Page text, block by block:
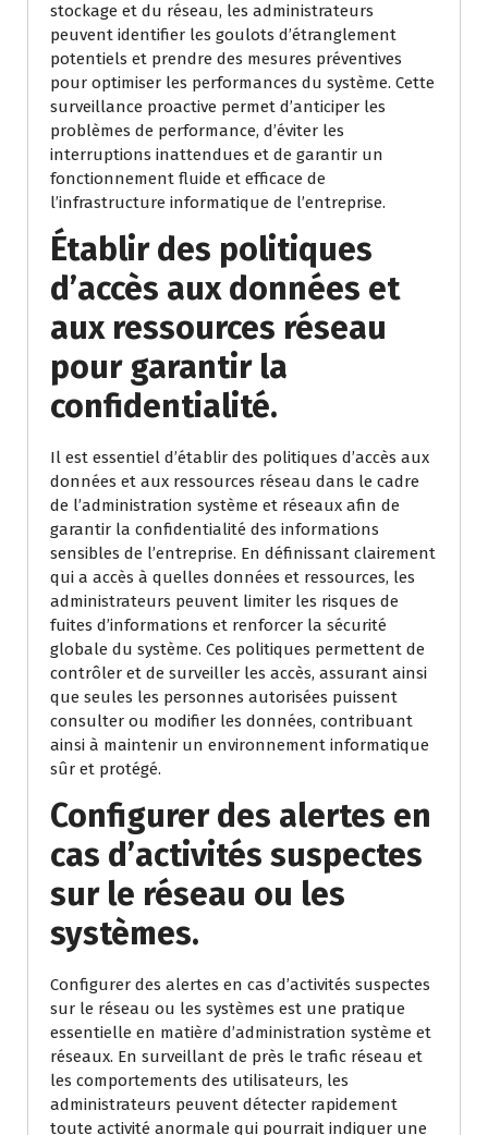
stockage et du réseau, les administrateurs
peuvent identifier les goulots d’étranglement
potentiels et prendre des mesures préventives
pour optimiser les performances du système. Cette
surveillance proactive permet d’anticiper les
problèmes de performance, d’éviter les
interruptions inattendues et de garantir un
fonctionnement fluide et efficace de
l’infrastructure informatique de l’entreprise.
Établir des politiques
d’accès aux données et
aux ressources réseau
pour garantir la
confidentialité.
Il est essentiel d’établir des politiques d’accès aux
données et aux ressources réseau dans le cadre
de l’administration système et réseaux afin de
garantir la confidentialité des informations
sensibles de l’entreprise. En définissant clairement
qui a accès à quelles données et ressources, les
administrateurs peuvent limiter les risques de
fuites d’informations et renforcer la sécurité
globale du système. Ces politiques permettent de
contrôler et de surveiller les accès, assurant ainsi
que seules les personnes autorisées puissent
consulter ou modifier les données, contribuant
ainsi à maintenir un environnement informatique
sûr et protégé.
Configurer des alertes en
cas d’activités suspectes
sur le réseau ou les
systèmes.
Configurer des alertes en cas d’activités suspectes
sur le réseau ou les systèmes est une pratique
essentielle en matière d’administration système et
réseaux. En surveillant de près le trafic réseau et
les comportements des utilisateurs, les
administrateurs peuvent détecter rapidement
toute activité anormale qui pourrait indiquer une